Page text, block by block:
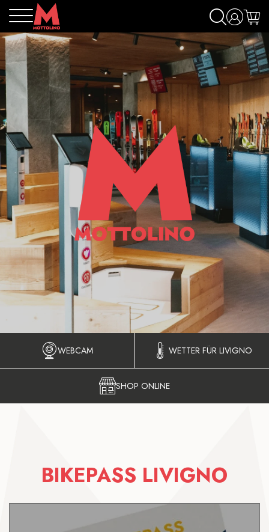
WEBCAM WETTER FÜR LIVIGNO
SHOP ONLINE
BIKEPASS LIVIGNO